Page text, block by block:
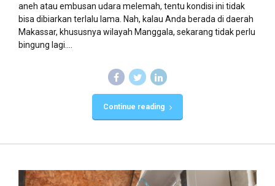
aneh atau embusan udara melemah, tentu kondisi ini tidak
bisa dibiarkan terlalu lama. Nah, kalau Anda berada di daerah
Makassar, khususnya wilayah Manggala, sekarang tidak perlu
bingung lagi....
Continue reading